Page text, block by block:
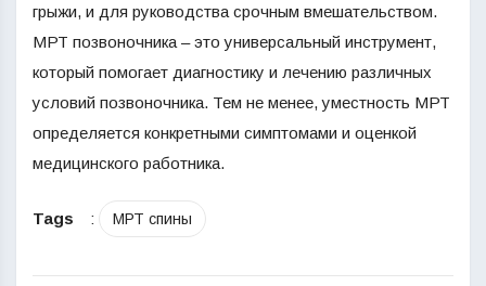
грыжи, и для руководства срочным вмешательством.
МРТ позвоночника – это универсальный инструмент,
который помогает диагностику и лечению различных
условий позвоночника. Тем не менее, уместность МРТ
определяется конкретными симптомами и оценкой
медицинского работника.
Tags : МРТ спины